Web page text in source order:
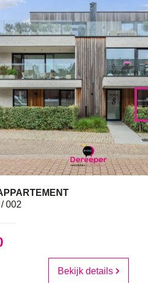
94 m²
002
Bekijk details